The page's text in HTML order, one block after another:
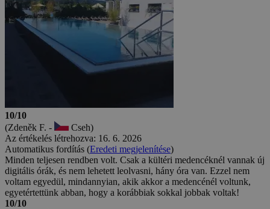
10/10
(Zdeněk F. -
Cseh)
Az értékelés létrehozva: 16. 6. 2026
Automatikus fordítás (Eredeti megjelenítése)
Minden teljesen rendben volt. Csak a kültéri medencéknél vannak új
digitális órák, és nem lehetett leolvasni, hány óra van. Ezzel nem
voltam egyedül, mindannyian, akik akkor a medencénél voltunk,
egyetértettünk abban, hogy a korábbiak sokkal jobbak voltak!
10/10